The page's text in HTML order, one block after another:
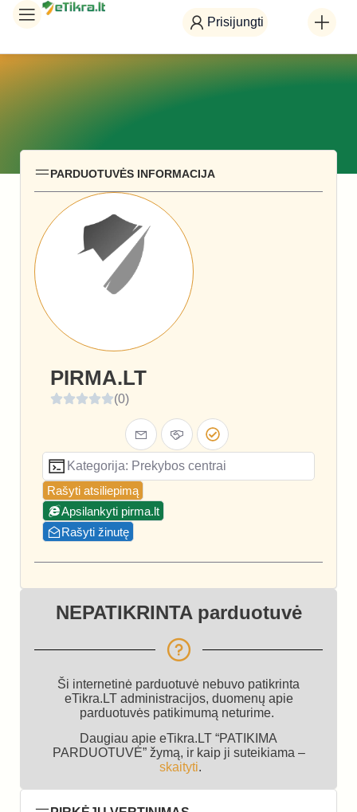
Prisijungti
PARDUOTUVĖS INFORMACIJA
PIRMA.LT
(0)
Kategorija: Prekybos centrai
Rašyti atsiliepimą
Apsilankyti pirma.lt
Rašyti žinutę
NEPATIKRINTA parduotuvė
Ši internetinė parduotuvė nebuvo patikrinta
eTikra.LT administracijos, duomenų apie
parduotuvės patikimumą neturime.
Daugiau apie eTikra.LT “PATIKIMA
PARDUOTUVĖ” žymą, ir kaip ji suteikiama –
skaityti.